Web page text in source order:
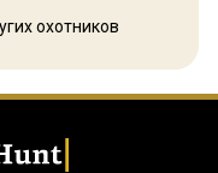
охотников